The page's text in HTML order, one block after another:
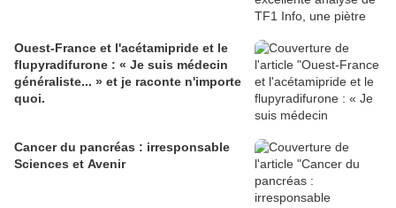
Ouest-France et l'acétamipride et le
flupyradifurone : « Je suis médecin
généraliste... » et je raconte n'importe
quoi.
Cancer du pancréas : irresponsable
Sciences et Avenir